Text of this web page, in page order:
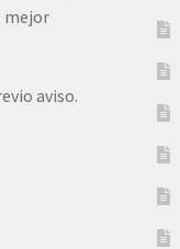
mejor
aviso.